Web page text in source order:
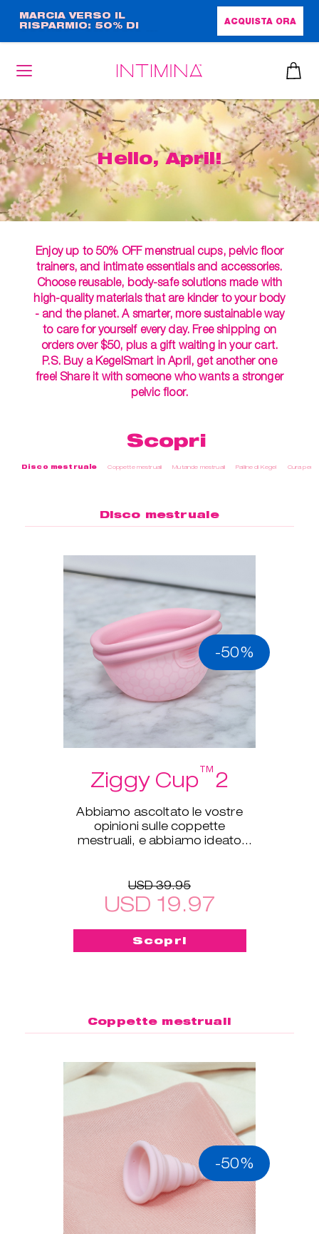
contenuto
principale
MARCIA VERSO IL
RISPARMIO: 50% DI
FORMATO COMPLETO!!
ACQUISTA ORA
Hello, April!
Enjoy up to 50% OFF menstrual cups, pelvic floor
trainers, and intimate essentials and accessories.
Choose reusable, body-safe solutions made with
high-quality materials that are kinder to your body
- and the planet. A smarter, more sustainable way
to care for yourself every day. Free shipping on
orders over $50, plus a gift waiting in your cart.
P.S. Buy a KegelSmart in April, get another one
free! Share it with someone who wants a stronger
pelvic floor.
Scopri
Disco mestruale Coppette mestruali Mutande mestruali Palline di Kegel Cura
Disco mestruale
-50%
Ziggy Cup™2
Abbiamo ascoltato le vostre
opinioni sulle coppette
mestruali, e abbiamo ideato
USD 39.95
USD 19.97
Scopri
Coppette mestruali
-50%